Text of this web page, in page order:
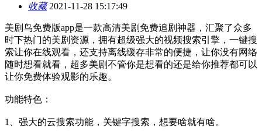
收藏2021-11-28 15:17:49
美剧鸟免费版app是一款高清美剧免费追剧神器，汇聚了众多
时下热门的美剧资源，拥有超级强大的视频搜索引擎，一键搜
索让你在线观看，还支持离线缓存非常的便捷，让你没有网络
随时想看就看，超多美剧不管你是想看的还是给你推荐都可以
让你免费体验观影的乐趣。
功能特色：
1、强大的云搜索功能，关键字搜索，想要啥就有啥。